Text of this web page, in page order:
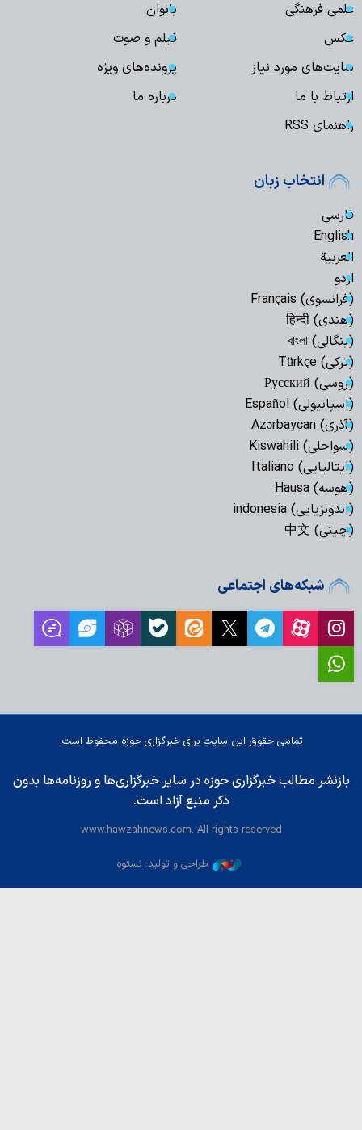
علمی فرهنگی
بانوان
عکس
فیلم و صوت
سایت‌های مورد نیاز
پرونده‌های ویژه
ارتباط با ما
درباره ما
راهنمای RSS
انتخاب زبان
فارسی
English
العربیة
اردو
(فرانسوی) Français
(هندی) हिन्दी
(بنگالی) বাংলা
(ترکی) Türkçe
(روسی) Русский
(اسپانیولی) Español
(آذری) Azərbaycan
(سواحلی) Kiswahili
(ایتالیایی) Italiano
(هوسه) Hausa
(اندونزیایی) indonesia
(چینی) 中文
شبکه‌های اجتماعی
تمامی حقوق این سایت برای خبرگزاری حوزه محفوظ است.
بازنشر مطالب خبرگزاری حوزه در سایر خبرگزاری‌ها و روزنامه‌ها بدون
ذکر منبع آزاد است.
www.hawzahnews.com. All rights reserved
طراحی و تولید: نستوه